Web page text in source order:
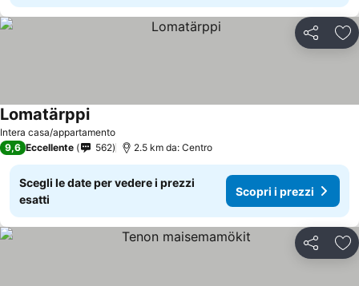
Condividi
Intera casa/appartamento
Lomatärppi
9,6 Eccellente 562 2.5 km da: Centro
Scegli le date per vedere i prezzi
esatti
Scopri i prezzi
Condividi